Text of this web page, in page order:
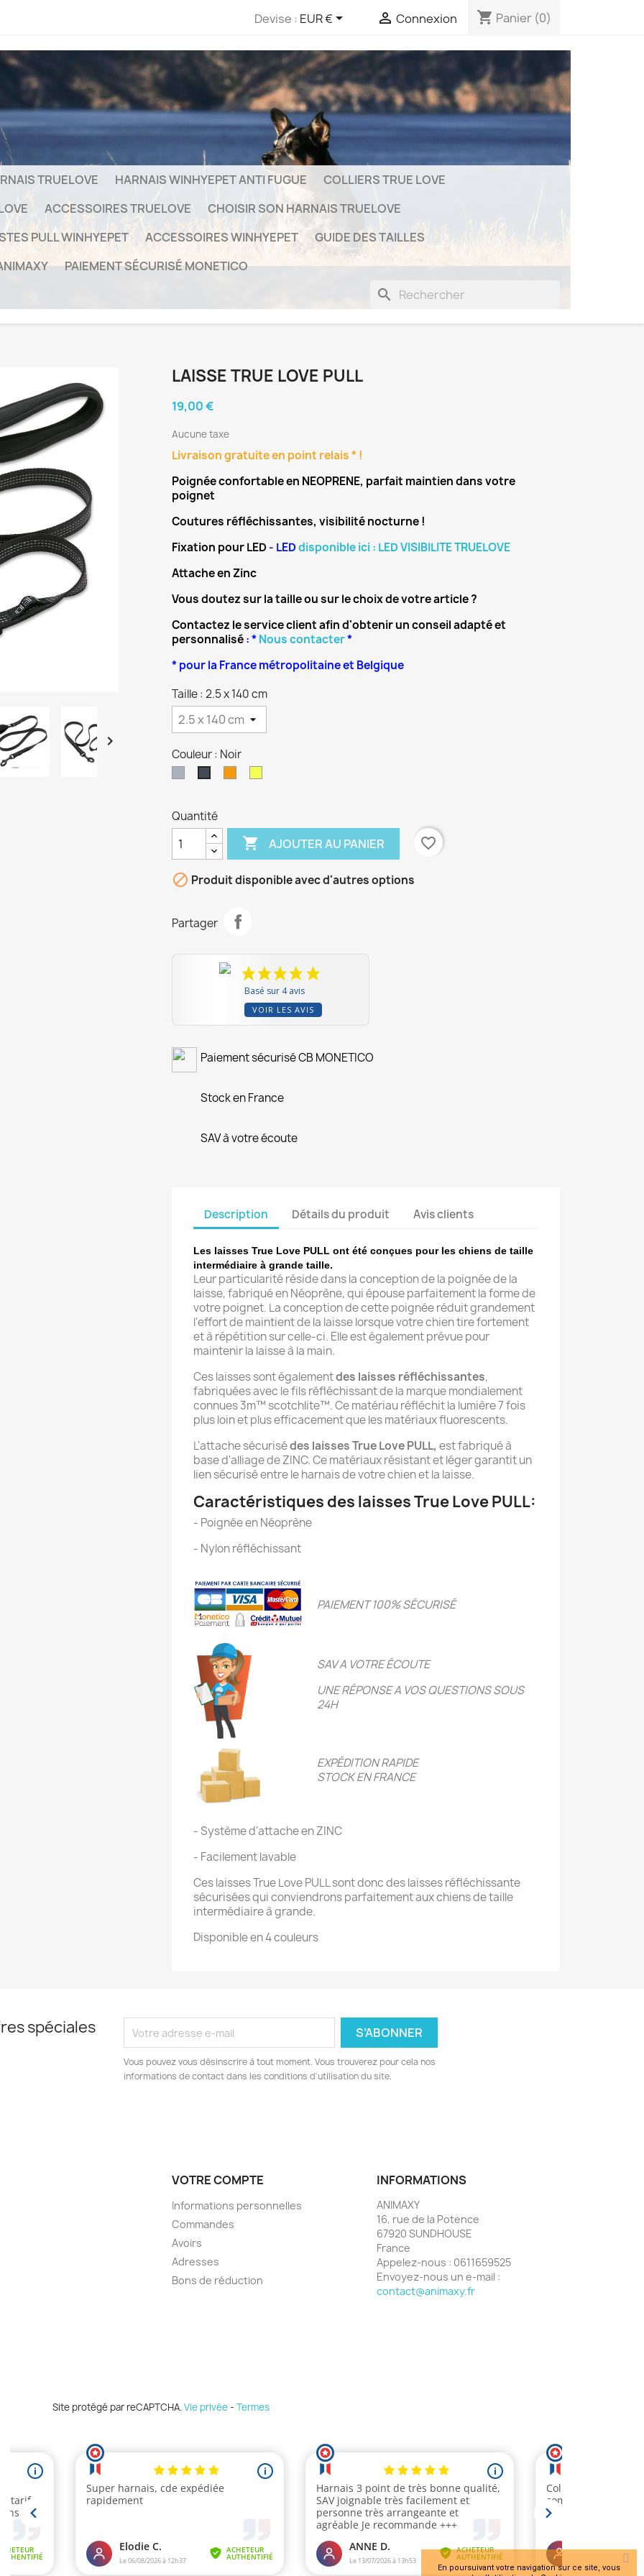
Devise : EUR €  Connexion shopping_cart Panier (0)
TRUELOVE HARNAIS WINHYEPET ANTI FUGUE
COLLIERS TRUE LOVE
ACCESSOIRES TRUELOVE
CHOISIR SON HARNAIS TRUELOVE
PULL WINHYEPET
ACCESSOIRES WINHYEPET
GUIDE DES TAILLES
PAIEMENT SÉCURISÉ MONETICO
search

LAISSE TRUE LOVE PULL
19,00 €
Aucune taxe
Livraison gratuite en point relais * !
Poignée confortable en NEOPRENE, parfait maintien dans votre
poignet
Coutures réfléchissantes, visibilité nocturne !
Fixation pour LED- LEDdisponible ici : LED VISIBILITE TRUELOVE
Attache en Zinc
Vous doutez sur la taille ou sur le choix de votre article ?
Contactez le service client afin d'obtenir un conseil adapté et
personnalisé: *Nous contacter*
* pour la France métropolitaine et Belgique
Taille : 2.5 x 140 cm
Couleur : Noir
Quantité
 AJOUTER AU PANIER favorite_border
 Produit disponible avec d'autres options
Partager
Basé sur 4 avis
VOIR LES AVIS
Paiement sécurisé CB MONETICO
Stock en France
SAV à votre écoute
Description Détails du produit Avis clients
Les laisses True Love PULL ont été conçues pour les chiens de taille
intermédiaire à grande taille.
Leur particularité réside dans la conception de la poignée de la
laisse, fabriqué en Néoprène, qui épouse parfaitement la forme de
votre poignet. La conception de cette poignée réduit grandement
l'effort de maintient de la laisse lorsque votre chien tire fortement
et à répétition sur celle-ci. Elle est également prévue pour
maintenir la laisse à la main.
Ces laisses sont égalementdes laisses réfléchissantes,
fabriquées avec le fils réfléchissant de la marque mondialement
connues 3m™ scotchlite™. Ce matériau réfléchit la lumière 7 fois
plus loin et plus efficacement que les matériaux fluorescents.
L'attache sécurisédes laisses True Love PULL, est fabriqué à
base d'alliage de ZINC. Ce matériaux résistant et léger garantit un
lien sécurisé entre le harnais de votre chien et la laisse.
Caractéristiques des laisses True Love PULL:
- Poignée en Néoprène
- Nylon réfléchissant
PAIEMENT 100% SÉCURISÉ
SAV A VOTRE ÉCOUTE
UNE RÉPONSE A VOS QUESTIONS SOUS
24H
EXPÉDITION RAPIDE
STOCK EN FRANCE
- Système d'attache en ZINC
- Facilement lavable
Ces laisses True Love PULL sont donc des laisses réfléchissante
sécurisées qui conviendrons parfaitement aux chiens de taille
intermédiaire à grande.
Disponible en 4 couleurs
spéciales
Vous pouvez vous désinscrire à tout moment. Vous trouverez pour cela nos
informations de contact dans les conditions d'utilisation du site.
VOTRE COMPTE
Informations personnelles
Commandes
Avoirs
Adresses
Bons de réduction
INFORMATIONS
ANIMAXY
16, rue de la Potence
67920 SUNDHOUSE
France
Appelez-nous : 0611659525
Envoyez-nous un e-mail :
contact@animaxy.fr
Site protégé par reCAPTCHA.Vie privée- Termes
En poursuivant votre navigation sur ce site, vous